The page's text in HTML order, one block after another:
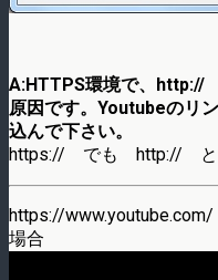
A:HTTPS環境で、http://
原因です。Youtubeのリ
込んで下さい。
https:// でも http:// と同
https://
場合